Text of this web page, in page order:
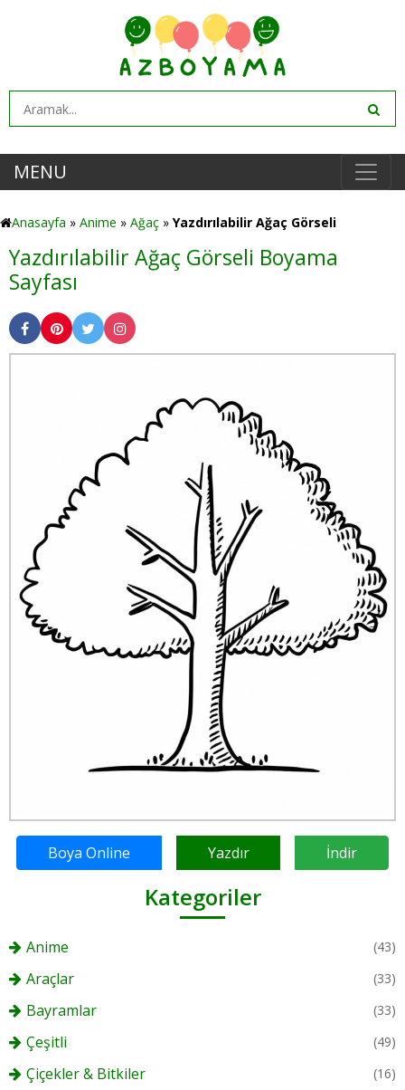
MENU
Anasayfa » Anime » Ağaç » Yazdırılabilir Ağaç Görseli
Yazdırılabilir Ağaç Görseli Boyama
Sayfası
Boya Online Yazdır İndir
Kategoriler
Anime (43)
Araçlar (33)
Bayramlar (33)
Çeşitli (49)
Çiçekler & Bitkiler (16)